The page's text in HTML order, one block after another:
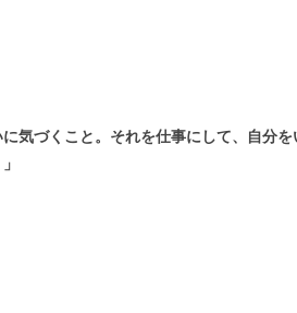
気づくこと。それを仕事にして、自分